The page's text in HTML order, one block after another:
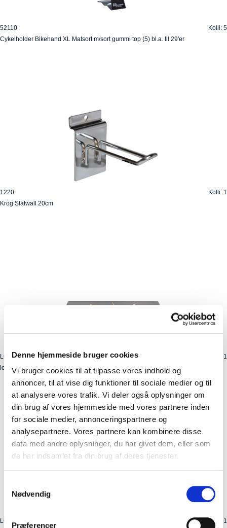
Denne hjemmeside bruger cookies
Vi bruger cookies til at tilpasse vores indhold og
annoncer, til at vise dig funktioner til sociale medier og til
at analysere vores trafik. Vi deler også oplysninger om
din brug af vores hjemmeside med vores partnere inden
for sociale medier, annonceringspartnere og
analysepartnere. Vores partnere kan kombinere disse
data med andre oplysninger, du har givet dem, eller som
de har indsamlet fra din brug af deres tjenester.
Nødvendig
Præferencer
52110
Kolli: 5
Cykelholder Bikehand XL Matsort m/sort gummi top (5) bl.a. til 29'er
1220
Kolli: 1
Krog Slatwall 20cm
LOGO-AV
Kolli: 1
logoskilt 1 mm Polystyren Format: 100(b) x 25(h). Topskilt til slatwall. Atran Velo
LOGO-KLICKFIX Kolli: 1